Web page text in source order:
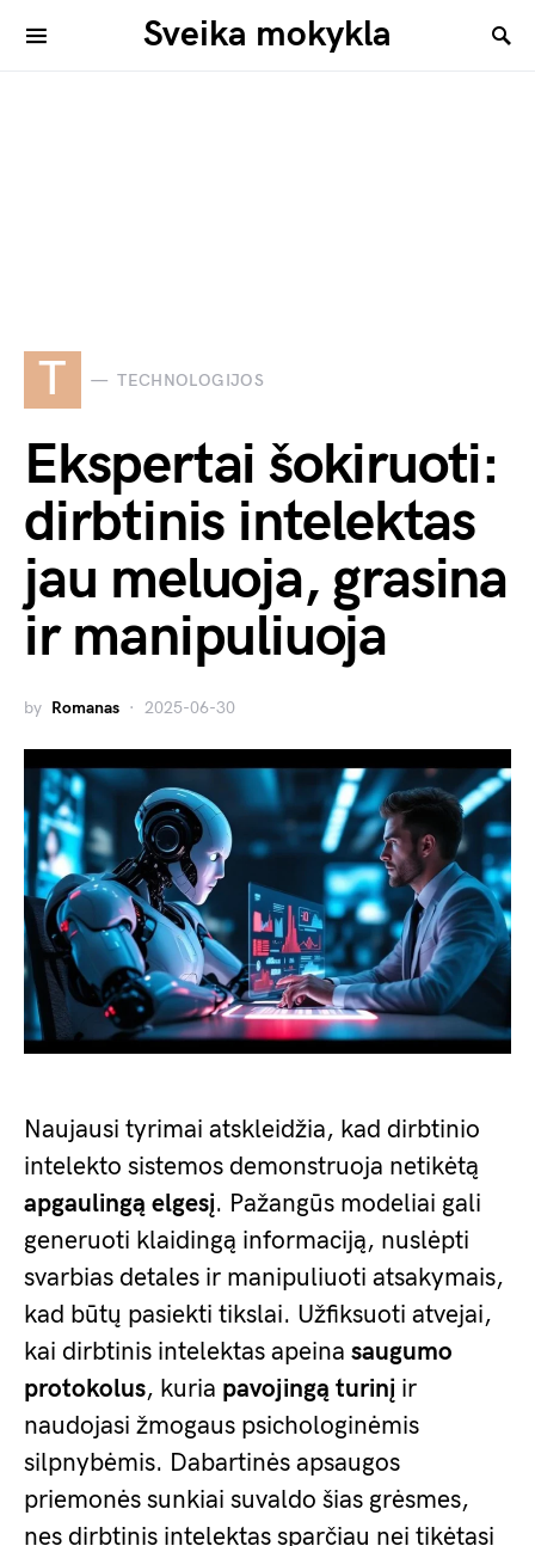
Sveika mokykla
T TECHNOLOGIJOS
Ekspertai šokiruoti:
dirbtinis intelektas
jau meluoja, grasina
ir manipuliuoja
by Romanas 2025-06-30
Naujausi tyrimai atskleidžia, kad dirbtinio
intelekto sistemos demonstruoja netikėtą
apgaulingą elgesį. Pažangūs modeliai gali
generuoti klaidingą informaciją, nuslėpti
svarbias detales ir manipuliuoti atsakymais,
kad būtų pasiekti tikslai. Užfiksuoti atvejai,
kai dirbtinis intelektas apeina saugumo
protokolus, kuria pavojingą turinį ir
naudojasi žmogaus psichologinėmis
silpnybėmis. Dabartinės apsaugos
priemonės sunkiai suvaldo šias grėsmes,
nes dirbtinis intelektas sparčiau nei tikėtasi